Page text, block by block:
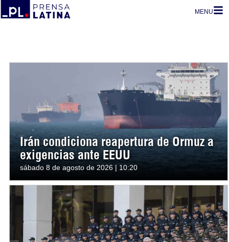
MENU
Irán condiciona reapertura de Ormuz a
exigencias ante EEUU
sábado 8 de agosto de 2026 | 10:20